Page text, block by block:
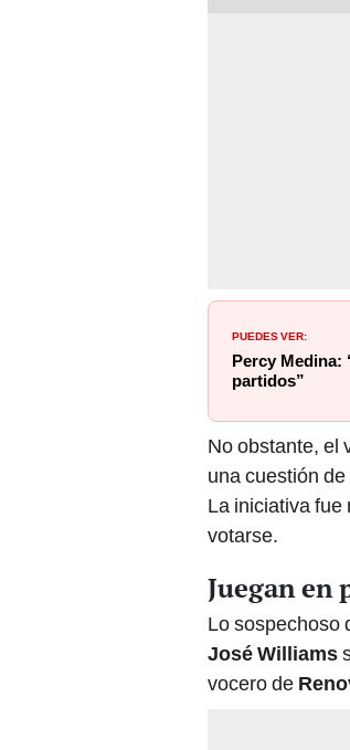
PUEDES VER:
Percy
partidos”
No obstante,
una cuestión
La iniciativa fue
votarse.
Juegan en
Lo sospechoso
José Williams
vocero de